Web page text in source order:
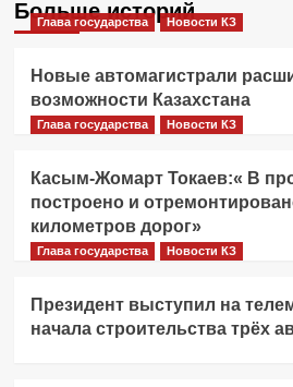
Больше историй
Глава государства Новости КЗ
Новые автомагистрали
возможности Казахстана
Глава государства Новости КЗ
Касым-Жомарт Токаев:« В
построено и
километров дорог»
Глава государства Новости КЗ
Президент выступил на
начала строительства трёх